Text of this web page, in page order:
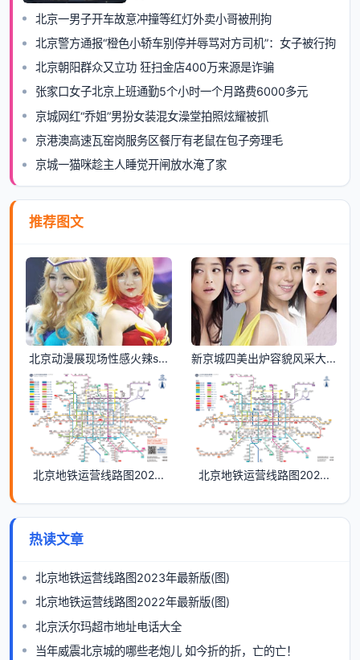
北京一男子开车故意冲撞等红灯外卖小哥被刑拘
北京警方通报“橙色小轿车别停并辱骂对方司机”：女子被行拘
北京朝阳群众又立功 狂扫金店400万来源是诈骗
张家口女子北京上班通勤5个小时一个月路费6000多元
京城网红“乔姐”男扮女装混女澡堂拍照炫耀被抓
京港澳高速瓦窑岗服务区餐厅有老鼠在包子旁理毛
京城一猫咪趁主人睡觉开闸放水淹了家
推荐图文
北京动漫展现场性感火辣s... 新京城四美出炉容貌风采大...
北京地铁运营线路图202... 北京地铁运营线路图202...
热读文章
北京地铁运营线路图2023年最新版(图)
北京地铁运营线路图2022年最新版(图)
北京沃尔玛超市地址电话大全
当年威震北京城的哪些老炮儿 如今折的折，亡的亡！